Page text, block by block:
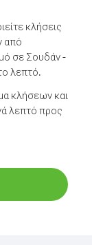
κλήσεις
από
σε Σουδάν -
λεπτό.
κλήσεων και
λεπτό προς